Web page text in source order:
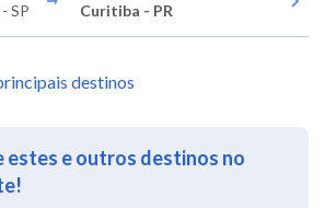
SP
Curitiba - PR
destinos
estes e outros destinos no